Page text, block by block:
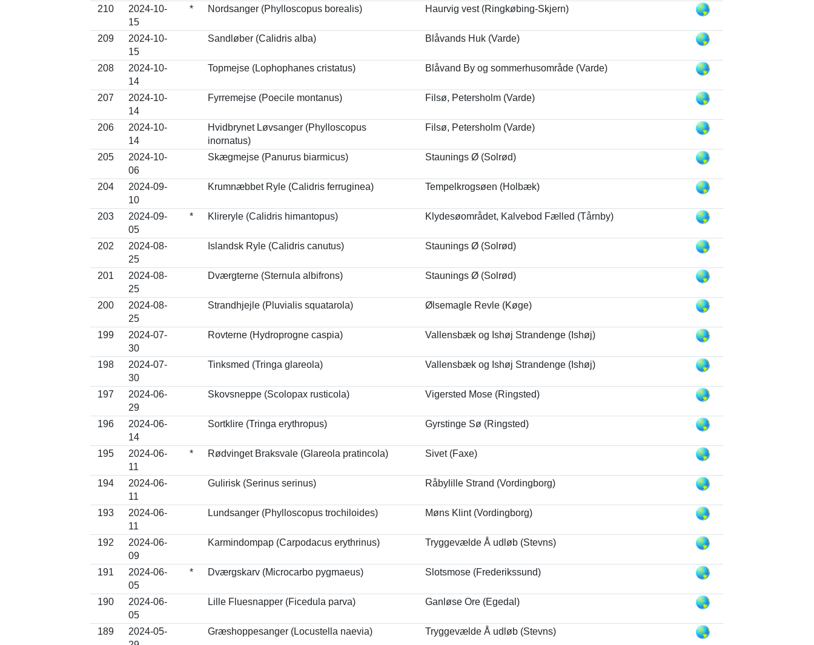
210
2024-10-
15
* Nordsanger (Phylloscopus borealis) Haurvig vest (Ringkøbing-Skjern)
209
2024-10-
15
Sandløber (Calidris alba) Blåvands Huk (Varde)
208
2024-10-
14
Topmejse (Lophophanes cristatus) Blåvand By og sommerhusområde (Varde)
207
2024-10-
14
Fyrremejse (Poecile montanus) Filsø, Petersholm (Varde)
206
2024-10-
14
Hvidbrynet Løvsanger (Phylloscopus
inornatus)
Filsø, Petersholm (Varde)
205
2024-10-
06
Skægmejse (Panurus biarmicus) Staunings Ø (Solrød)
204
2024-09-
10
Krumnæbbet Ryle (Calidris ferruginea) Tempelkrogsøen (Holbæk)
203
2024-09-
05
* Klireryle (Calidris himantopus) Klydesøområdet, Kalvebod Fælled (Tårnby)
202
2024-08-
25
Islandsk Ryle (Calidris canutus) Staunings Ø (Solrød)
201
2024-08-
25
Dværgterne (Sternula albifrons) Staunings Ø (Solrød)
200
2024-08-
25
Strandhjejle (Pluvialis squatarola) Ølsemagle Revle (Køge)
199
2024-07-
30
Rovterne (Hydroprogne caspia) Vallensbæk og Ishøj Strandenge (Ishøj)
198
2024-07-
30
Tinksmed (Tringa glareola) Vallensbæk og Ishøj Strandenge (Ishøj)
197
2024-06-
29
Skovsneppe (Scolopax rusticola) Vigersted Mose (Ringsted)
196
2024-06-
14
Sortklire (Tringa erythropus) Gyrstinge Sø (Ringsted)
195
2024-06-
11
* Rødvinget Braksvale (Glareola pratincola) Sivet (Faxe)
194
2024-06-
11
Gulirisk (Serinus serinus) Råbylille Strand (Vordingborg)
193
2024-06-
11
Lundsanger (Phylloscopus trochiloides) Møns Klint (Vordingborg)
192
2024-06-
09
Karmindompap (Carpodacus erythrinus) Tryggevælde Å udløb (Stevns)
191
2024-06-
05
* Dværgskarv (Microcarbo pygmaeus) Slotsmose (Frederikssund)
190
2024-06-
05
Lille Fluesnapper (Ficedula parva) Ganløse Ore (Egedal)
189
2024-05-
Græshoppesanger (Locustella naevia) Tryggevælde Å udløb (Stevns)